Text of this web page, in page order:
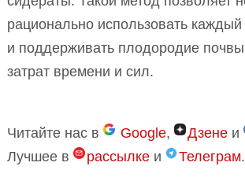
рационально использовать
и поддерживать плодородие
затрат времени и сил.
Читайте нас в Google, Дзене и
Лучшее в
рассылке и Телеграм.